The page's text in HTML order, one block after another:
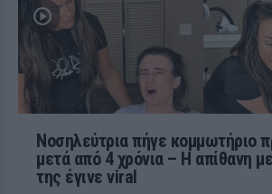
Νοσηλεύτρια πήγε κομμωτήριο
μετά από 4 χρόνια – Η απίθανη
της έγινε viral